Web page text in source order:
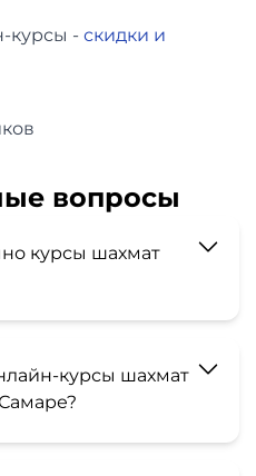
курсы - скидки и
вопросы
курсы шахмат
курсы шахмат